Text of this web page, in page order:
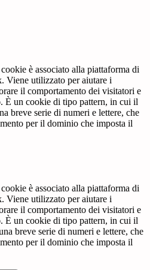
è associato alla piattaforma di
Viene utilizzato per aiutare i
il comportamento dei visitatori e
È un cookie di tipo pattern, in cui il
breve serie di numeri e lettere, che
per il dominio che imposta il
è associato alla piattaforma di
Viene utilizzato per aiutare i
il comportamento dei visitatori e
È un cookie di tipo pattern, in cui il
breve serie di numeri e lettere, che
per il dominio che imposta il